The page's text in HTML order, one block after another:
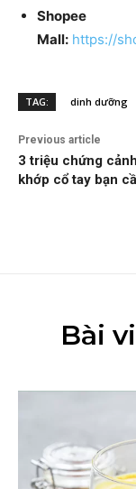
Shopee
Mall: https://
TAG: dinh dưỡng
Previous article
3 triệu chứng
khớp cổ tay bạn
Bài